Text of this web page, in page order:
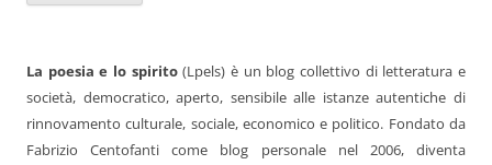
La poesia e lo spirito(Lpels) è un blog collettivo di letteratura e
società, democratico, aperto, sensibile alle istanze autentiche di
rinnovamento culturale, sociale, economico e politico. Fondato da
Fabrizio Centofanti come blog personale nel 2006, diventa